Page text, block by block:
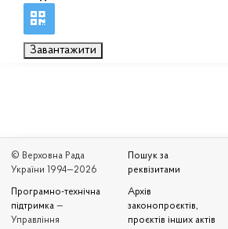
Завантажити
© Верховна Рада
України 1994—2026
Програмно-технічна
підтримка —
Управління
Пошук за
реквізитами
Архів
законопроєктів,
проєктів інших актів